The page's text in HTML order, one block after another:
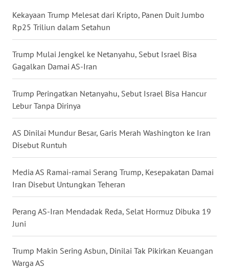
Kekayaan Trump Melesat dari Kripto, Panen Duit Jumbo
Rp25 Triliun dalam Setahun
Trump Mulai Jengkel ke Netanyahu, Sebut Israel Bisa
Gagalkan Damai AS-Iran
Trump Peringatkan Netanyahu, Sebut Israel Bisa Hancur
Lebur Tanpa Dirinya
AS Dinilai Mundur Besar, Garis Merah Washington ke Iran
Disebut Runtuh
Media AS Ramai-ramai Serang Trump, Kesepakatan Damai
Iran Disebut Untungkan Teheran
Perang AS-Iran Mendadak Reda, Selat Hormuz Dibuka 19
Juni
Trump Makin Sering Asbun, Dinilai Tak Pikirkan Keuangan
Warga AS
WN
NUSANTARA
JOGJA
JATIM
BALI
KALBAR
KALTENG
WN
KALTARA